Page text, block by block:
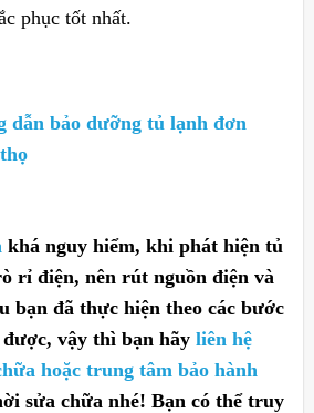
phục tốt nhất.
dẫn bảo dưỡng tủ lạnh đơn
khá nguy hiểm, khi phát hiện tủ
rỉ điện, nên rút nguồn điện và
bạn đã thực hiện theo các bước
vậy thì bạn hãy liên hệ
hoặc trung tâm bảo hành
sửa chữa nhé! Bạn có thể truy